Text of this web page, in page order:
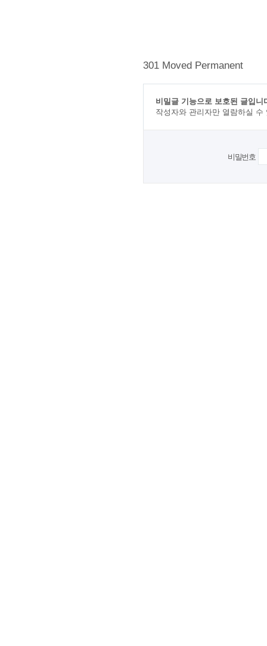
301 Moved Permanent
비밀글 기능으로 보호된 글입니
작성자와 관리자만 열람하실
비밀번호